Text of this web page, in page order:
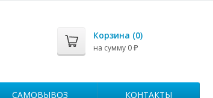
Корзина (0)
на сумму 0 ₽
САМОВЫВОЗ КОНТАКТЫ